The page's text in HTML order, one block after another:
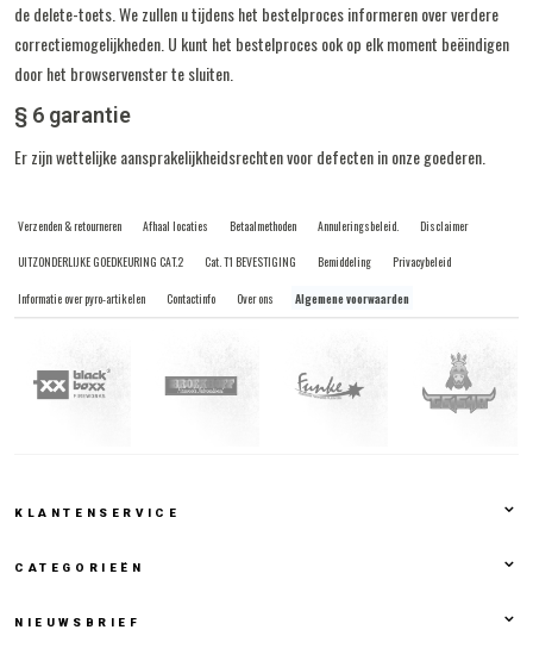
de delete-toets. We zullen u tijdens het bestelproces informeren over verdere
correctiemogelijkheden. U kunt het bestelproces ook op elk moment beëindigen
door het browservenster te sluiten.
§ 6 garantie
Er zijn wettelijke aansprakelijkheidsrechten voor defecten in onze goederen.
Verzenden & retourneren Afhaal locaties Betaalmethoden Annuleringsbeleid. Disclaimer
UITZONDERLIJKE GOEDKEURING CAT.2 Cat. T1 BEVESTIGING Bemiddeling Privacybeleid
Informatie over pyro-artikelen Contactinfo Over ons Algemene voorwaarden
KLANTENSERVICE
CATEGORIEËN
NIEUWSBRIEF